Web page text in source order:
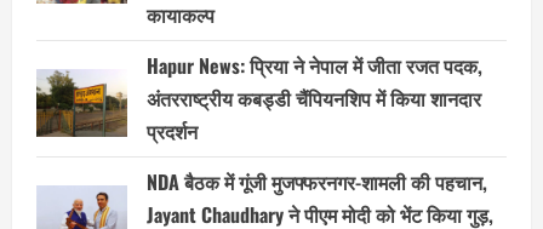
कायाकल्प
Hapur News: प्रिया ने नेपाल में जीता रजत पदक,
अंतरराष्ट्रीय कबड्डी चैंपियनशिप में किया शानदार
प्रदर्शन
NDA बैठक में गूंजी मुजफ्फरनगर-शामली की पहचान,
Jayant Chaudhary ने पीएम मोदी को भेंट किया गुड़,